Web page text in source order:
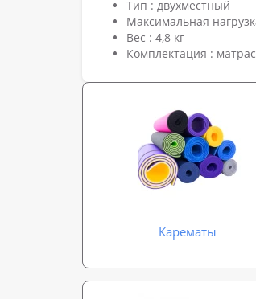
Тип : двухместный
Максимальная
Вес : 4,8 кг
Комплектация :
Карематы